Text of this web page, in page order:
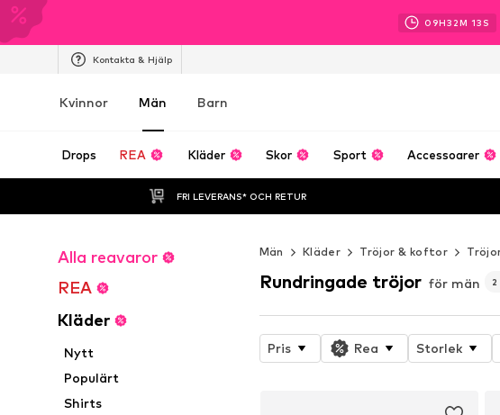
09H32M 11 S
Kontakta & Hjälp
Kvinnor Män Barn
Drops REA Kläder Skor Sport Accessoarer
FRI LEVERANS* OCH RETUR
Alla reavaror
REA
Kläder
Nytt
Populärt
Shirts
Män Kläder Tröjor & koftor
Rundringade tröjor för män 2
Pris Rea Storlek